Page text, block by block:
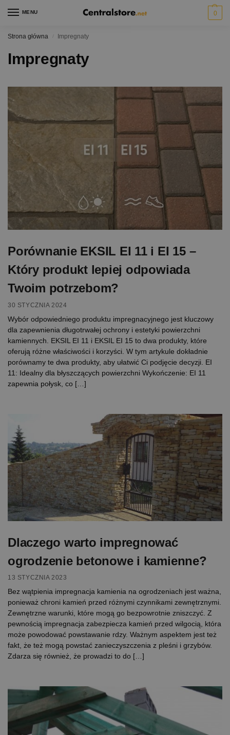
MENU 0
Strona główna / Impregnaty
Impregnaty
Porównanie EKSIL EI 11 i EI 15 –
Który produkt lepiej odpowiada
Twoim potrzebom?
30 STYCZNIA 2024
Wybór odpowiedniego produktu impregnacyjnego jest kluczowy
dla zapewnienia długotrwałej ochrony i estetyki powierzchni
kamiennych. EKSIL EI 11 i EKSIL EI 15 to dwa produkty, które
oferują różne właściwości i korzyści. W tym artykule dokładnie
porównamy te dwa produkty, aby ułatwić Ci podjęcie decyzji. EI
11: Idealny dla błyszczących powierzchni Wykończenie: EI 11
zapewnia połysk, co […]
Dlaczego warto impregnować
ogrodzenie betonowe i kamienne?
13 STYCZNIA 2023
Bez wątpienia impregnacja kamienia na ogrodzeniach jest ważna,
ponieważ chroni kamień przed różnymi czynnikami zewnętrznymi.
Zewnętrzne warunki, które mogą go bezpowrotnie zniszczyć. Z
pewnością impregnacja zabezpiecza kamień przed wilgocią, która
może powodować powstawanie rdzy. Ważnym aspektem jest też
fakt, że też mogą powstać zanieczyszczenia z pleśni i grzybów.
Zdarza się również, że prowadzi to do […]